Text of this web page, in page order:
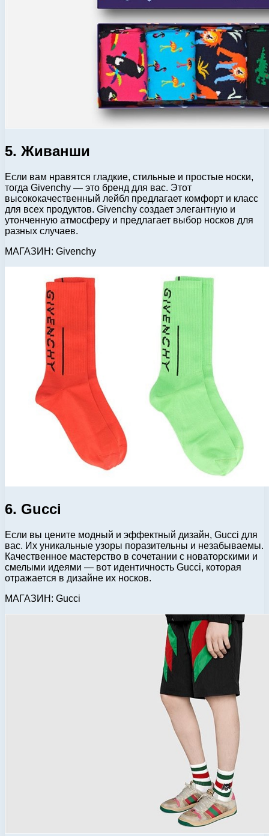
5. Живанши
Если вам нравятся гладкие, стильные и простые носки,
тогда Givenchy — это бренд для вас. Этот
высококачественный лейбл предлагает комфорт и класс
для всех продуктов. Givenchy создает элегантную и
утонченную атмосферу и предлагает выбор носков для
разных случаев.
МАГАЗИН: Givenchy
6. Gucci
Если вы цените модный и эффектный дизайн, Gucci для
вас. Их уникальные узоры поразительны и незабываемы.
Качественное мастерство в сочетании с новаторскими и
смелыми идеями — вот идентичность Gucci, которая
отражается в дизайне их носков.
МАГАЗИН: Gucci